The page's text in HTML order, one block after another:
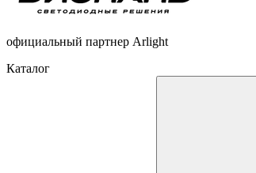
официальный партнер Arlight
Каталог